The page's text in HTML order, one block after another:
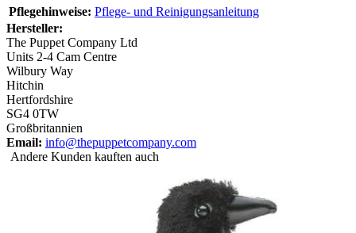
Pflegehinweise: Pflege- und Reinigungsanleitung
Hersteller:
The Puppet Company Ltd
Units 2-4 Cam Centre
Wilbury Way
Hitchin
Hertfordshire
SG4 0TW
Großbritannien
Email: info@thepuppetcompany.com
Andere Kunden kauften auch